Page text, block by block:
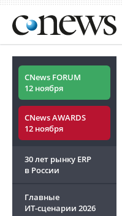
CNews FORUM
12 ноября
CNews AWARDS
12 ноября
30 лет рынку ERP
в России
Главные
ИТ-сценарии 2026